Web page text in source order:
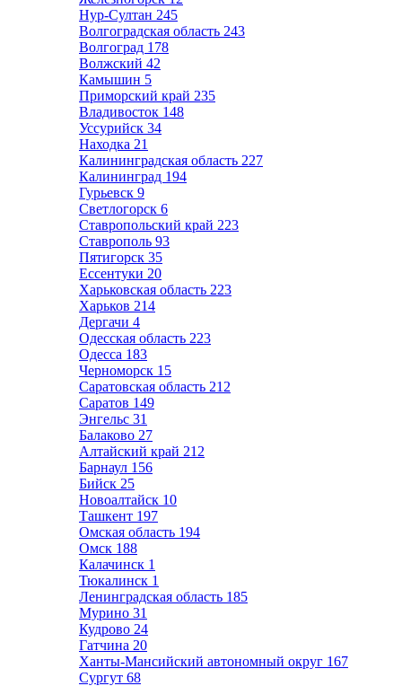
Нур-Султан 245
Волгоградская область 243
Волгоград 178
Волжский 42
Камышин 5
Приморский край 235
Владивосток 148
Уссурийск 34
Находка 21
Калининградская область 227
Калининград 194
Гурьевск 9
Светлогорск 6
Ставропольский край 223
Ставрополь 93
Пятигорск 35
Ессентуки 20
Харьковская область 223
Харьков 214
Дергачи 4
Одесская область 223
Одесса 183
Черноморск 15
Саратовская область 212
Саратов 149
Энгельс 31
Балаково 27
Алтайский край 212
Барнаул 156
Бийск 25
Новоалтайск 10
Ташкент 197
Омская область 194
Омск 188
Калачинск 1
Тюкалинск 1
Ленинградская область 185
Мурино 31
Кудрово 24
Гатчина 20
Ханты-Мансийский автономный округ 167
Сургут 68